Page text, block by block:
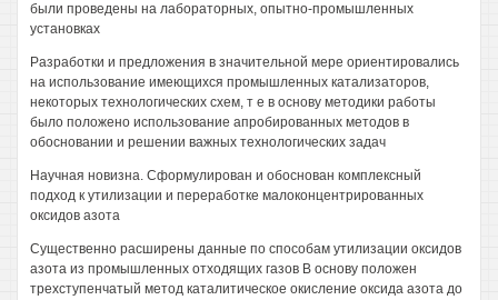
были проведены на лабораторных, опытно-промышленных
установках
Разработки и предложения в значительной мере ориентировались
на использование имеющихся промышленных катализаторов,
некоторых технологических схем, т е в основу методики работы
было положено использование апробированных методов в
обосновании и решении важных технологических задач
Научная новизна. Сформулирован и обоснован комплексный
подход к утилизации и переработке малоконцентрированных
оксидов азота
Существенно расширены данные по способам утилизации оксидов
азота из промышленных отходящих газов В основу положен
трехступенчатый метод каталитическое окисление оксида азота до